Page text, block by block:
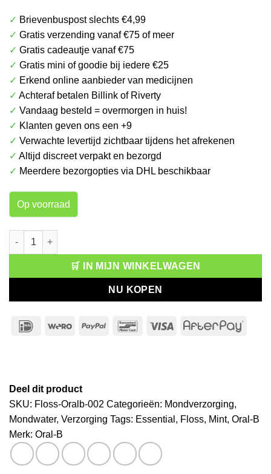
was:
€ 4.99.
is:
€ 1.75.
✓ Brievenbuspost slechts €4,99
✓ Gratis verzending vanaf €75 of meer
✓ Gratis cadeautje vanaf €75
✓ Gratis mini of goodie bij iedere €25
✓ Erkend online aanbieder van medicijnen
✓ Achteraf betalen Billink of Riverty
✓ Vandaag besteld = overmorgen in huis!
✓ Klanten geven ons een +9
✓ Verwachte levertijd zichtbaar tijdens het afrekenen
✓ Altijd discreet verpakt en bezorgd
✓ Meerdere bezorgopties via DHL beschikbaar
Op voorraad
Oral-B Essential Floss Mint aantal
🛒 IN MIJN WINKELWAGEN
NU KOPEN
IDeal Wero PayPal Bancontact
Visa
Deel dit product
SKU: Floss-Oralb-002 Categorieën: Mondverzorging,
Mondwater, Verzorging Tags: Essential , Floss, Mint, Oral-B
Merk: Oral-B